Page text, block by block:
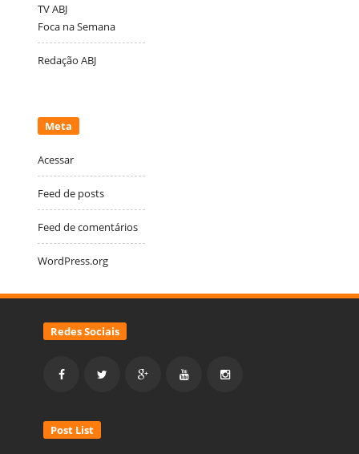
TV ABJ
Foca na Semana
Redação ABJ
Meta
Acessar
Feed de posts
Feed de comentários
WordPress.org
Redes Sociais
Post List